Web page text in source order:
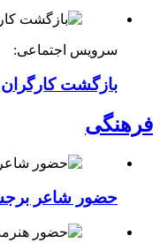
سرویس اجتماعی:
بازگشت کارگران
فرهنگی
حضور شاعر